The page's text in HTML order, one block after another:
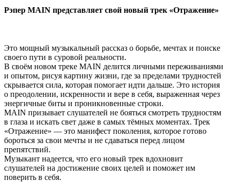
Рэпер MAIN представляет свой новый трек «Отражение»
Это мощный музыкальный рассказ о борьбе, мечтах и поиске
своего пути в суровой реальности.
В своём новом треке MAIN делится личными переживаниями
и опытом, рисуя картину жизни, где за пределами трудностей
скрывается сила, которая помогает идти дальше. Это история
о преодолении, искренности и вере в себя, выраженная через
энергичные биты и проникновенные строки.
MAIN призывает слушателей не бояться смотреть трудностям
в глаза и искать свет даже в самых тёмных моментах. Трек
«Отражение» — это манифест поколения, которое готово
бороться за свои мечты и не сдаваться перед лицом
препятствий.
Музыкант надеется, что его новый трек вдохновит
слушателей на достижение своих целей и поможет им
поверить в себя.